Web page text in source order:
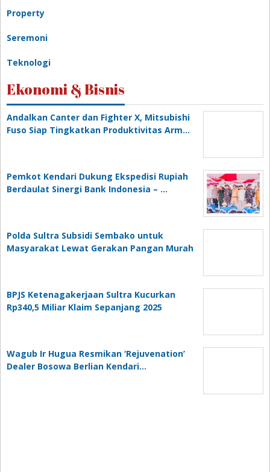
Property
Seremoni
Teknologi
Ekonomi & Bisnis
Andalkan Canter dan Fighter X, Mitsubishi
Fuso Siap Tingkatkan Produktivitas Arm…
Pemkot Kendari Dukung Ekspedisi Rupiah
Berdaulat Sinergi Bank Indonesia – …
Polda Sultra Subsidi Sembako untuk
Masyarakat Lewat Gerakan Pangan Murah
BPJS Ketenagakerjaan Sultra Kucurkan
Rp340,5 Miliar Klaim Sepanjang 2025
Wagub Ir Hugua Resmikan ‘Rejuvenation’
Dealer Bosowa Berlian Kendari…